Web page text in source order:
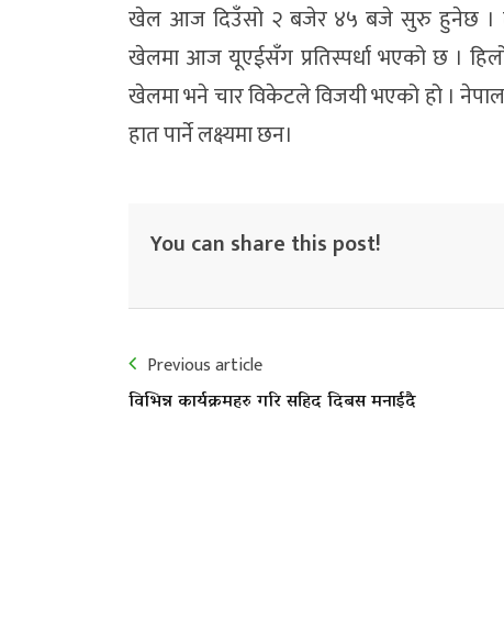
खेल आज दिउँसो २ बजेर ४५ बजे सुरु हुनेछ ।
खेलमा आज यूएईसँग प्रतिस्पर्धा भएको छ ।
खेलमा भने चार विकेटले विजयी भएको हो ।
हात पार्ने लक्ष्यमा छन।
You can share this post!
Previous article
विभिन्न कार्यक्रमहरु गरि सहिद दिबस मनाईदै